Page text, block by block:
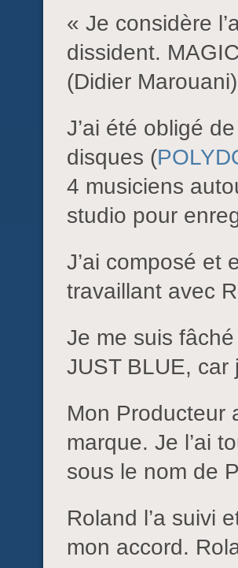
« Je considère
dissident.
(Didier
J’ai été obligé
disques (
4 musiciens
studio pour
J’ai composé et
travaillant avec
Je me suis
JUST BLUE,
Mon Producteur
marque. Je l’ai
sous le nom de
Roland l’a suivi
mon accord.